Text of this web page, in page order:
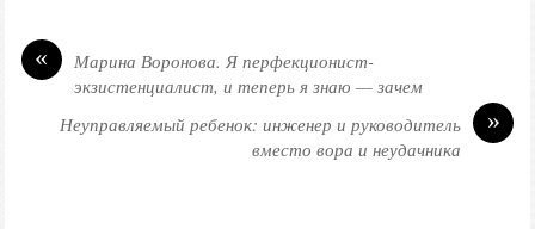
«
Марина Воронова. Я перфекционист-
экзистенциалист, и теперь я знаю — зачем
»
Неуправляемый ребенок: инженер и руководитель
вместо вора и неудачника